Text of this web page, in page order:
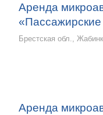
Аренда
«Пассажирские
Брестская обл.,
Аренда